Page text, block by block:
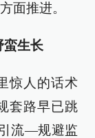
面推进。
蛮生长
惊人的话术
套路早已跳
流—规避监